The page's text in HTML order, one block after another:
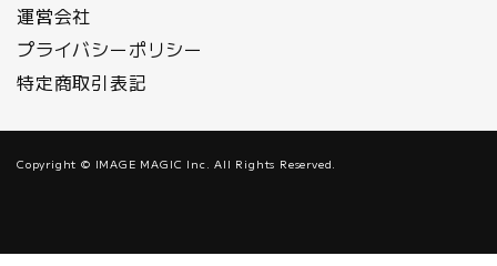
運営会社
プライバシーポリシー
特定商取引表記
Copyright © IMAGE MAGIC Inc. All Rights Reserved.